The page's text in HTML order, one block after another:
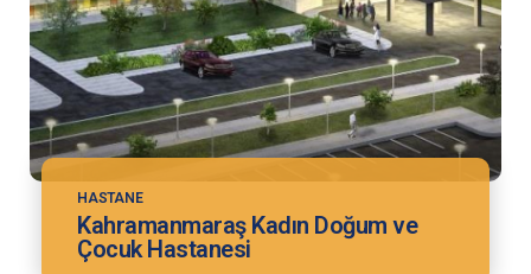
HASTANE
Kahramanmaraş Kadın Doğum ve
Çocuk Hastanesi